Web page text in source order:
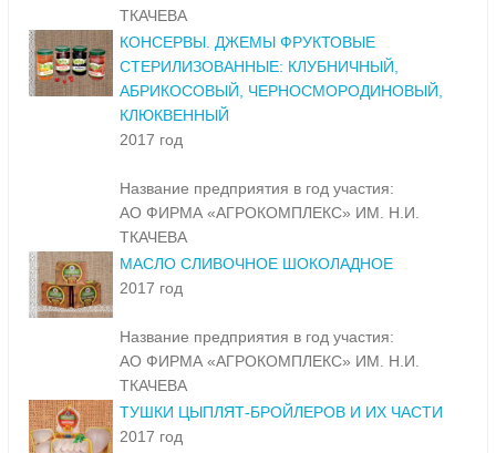
ТКАЧЕВА
КОНСЕРВЫ. ДЖЕМЫ ФРУКТОВЫЕ
СТЕРИЛИЗОВАННЫЕ: КЛУБНИЧНЫЙ,
АБРИКОСОВЫЙ, ЧЕРНОСМОРОДИНОВЫЙ,
КЛЮКВЕННЫЙ
2017 год
Название предприятия в год участия:
АО ФИРМА «АГРОКОМПЛЕКС» ИМ. Н.И.
ТКАЧЕВА
МАСЛО СЛИВОЧНОЕ ШОКОЛАДНОЕ
2017 год
Название предприятия в год участия:
АО ФИРМА «АГРОКОМПЛЕКС» ИМ. Н.И.
ТКАЧЕВА
ТУШКИ ЦЫПЛЯТ-БРОЙЛЕРОВ И ИХ ЧАСТИ
2017 год